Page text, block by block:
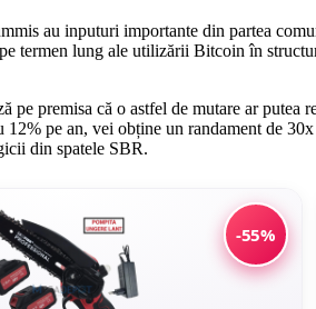
au inputuri importante din partea
termen lung ale utilizării Bitcoin în
pe premisa că o astfel de mutare ar
12% pe an, vei obține un randament de
din spatele SBR.
-55%